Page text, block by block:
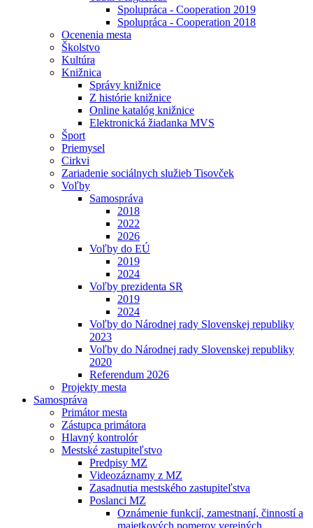
Spolupráca - Cooperation 2019
Spolupráca - Cooperation 2018
Ocenenia mesta
Školstvo
Kultúra
Knižnica
Správy knižnice
Z histórie knižnice
Online katalóg knižnice
Elektronická žiadanka MVS
Šport
Priemysel
Cirkvi
Zariadenie sociálnych služieb Tisovček
Voľby
Samospráva
2018
2022
2026
Voľby do EÚ
2019
2024
Voľby prezidenta SR
2019
2024
Voľby do Národnej rady Slovenskej republiky
2023
Voľby do Národnej rady Slovenskej republiky
2020
Referendum 2026
Projekty mesta
Samospráva
Primátor mesta
Zástupca primátora
Hlavný kontrolór
Mestské zastupiteľstvo
Predpisy MZ
Videozáznamy z MZ
Zasadnutia mestského zastupiteľstva
Poslanci MZ
Oznámenie funkcií, zamestnaní, činností a
majetkových pomerov verejných